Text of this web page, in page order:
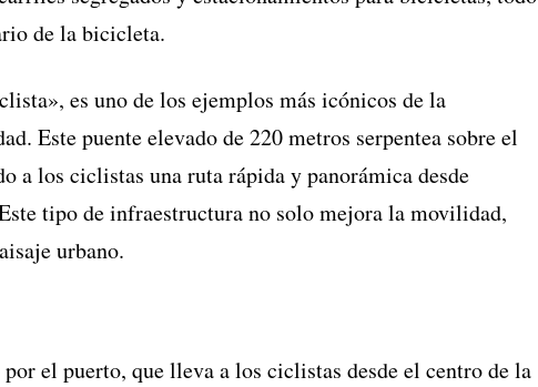
de la bicicleta.
es uno de los ejemplos más icónicos de la
Este puente elevado de 220 metros serpentea sobre el
a los ciclistas una ruta rápida y panorámica desde
tipo de infraestructura no solo mejora la movilidad,
urbano.
el puerto, que lleva a los ciclistas desde el centro de la